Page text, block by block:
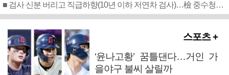
■ 검사 신분 버리고 직급하향(10년 이하 저연차 검사)…檢 중수청행 기피
스포츠 +
‘윤나고황’ 꿈틀댄다…거인 가
을야구 불씨 살릴까